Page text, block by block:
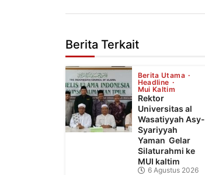
Berita Terkait
Berita Utama
Headline
Mui Kaltim
Rektor
Universitas al
Wasatiyyah Asy-
Syariyyah
Yaman Gelar
Silaturahmi ke
MUI kaltim
6 Agustus 2026